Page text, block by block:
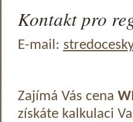
Kontakt pro
E-mail:
Zajímá Vás cena
získáte kalkulaci